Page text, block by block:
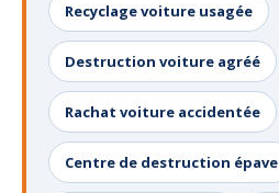
Recyclage voiture usagée
Destruction voiture agréé
Rachat voiture accidentée
Centre de destruction épave